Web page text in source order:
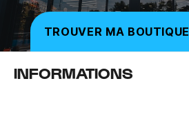
TROUVER MA BOUTIQUE
INFORMATIONS